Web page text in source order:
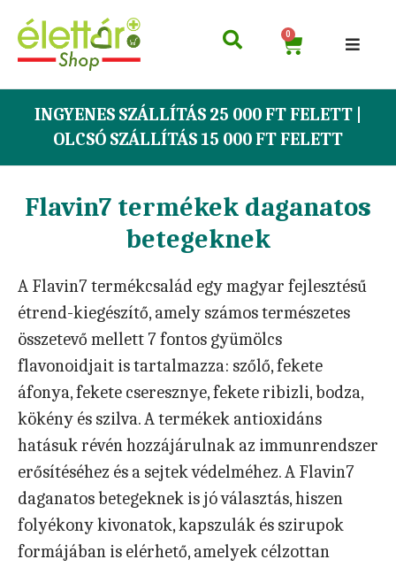
0
INGYENES SZÁLLÍTÁS 25 000 FT FELETT |
OLCSÓ SZÁLLÍTÁS 15 000 FT FELETT
Flavin7 termékek daganatos
betegeknek
A Flavin7 termékcsalád egy magyar fejlesztésű
étrend-kiegészítő, amely számos természetes
összetevő mellett 7 fontos gyümölcs
flavonoidjait is tartalmazza: szőlő, fekete
áfonya, fekete cseresznye, fekete ribizli, bodza,
kökény és szilva. A termékek antioxidáns
hatásuk révén hozzájárulnak az immunrendszer
erősítéséhez és a sejtek védelméhez. A Flavin7
daganatos betegeknek is jó választás, hiszen
folyékony kivonatok, kapszulák és szirupok
formájában is elérhető, amelyek célzottan